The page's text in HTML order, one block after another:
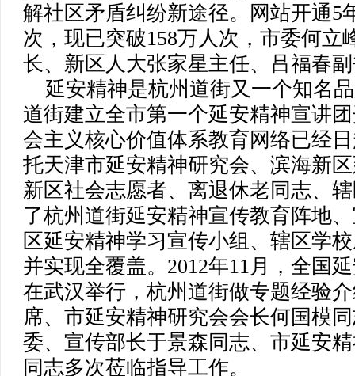
解社区矛盾纠纷新途径。网站开通5
次，现已突破158万人次，市委何立
长、新区人大张家星主任、吕福春
延安精神是杭州道街又一个知名
道街建立全市第一个延安精神宣讲
会主义核心价值体系教育网络已经
托天津市延安精神研究会、滨海新
新区社会志愿者、离退休老同志、
了杭州道街延安精神宣传教育阵地
区延安精神学习宣传小组、辖区学
并实现全覆盖。2012年11月，全国
在武汉举行，杭州道街做专题经验
席、市延安精神研究会会长何国模
委、宣传部长于景森同志、市延安
同志多次莅临指导工作。